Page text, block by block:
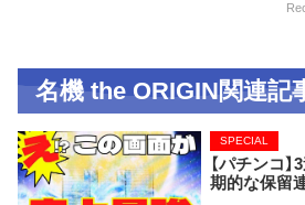
名機 the ORIGIN関連記
【パチンコ
期的な保留
SPECIAL